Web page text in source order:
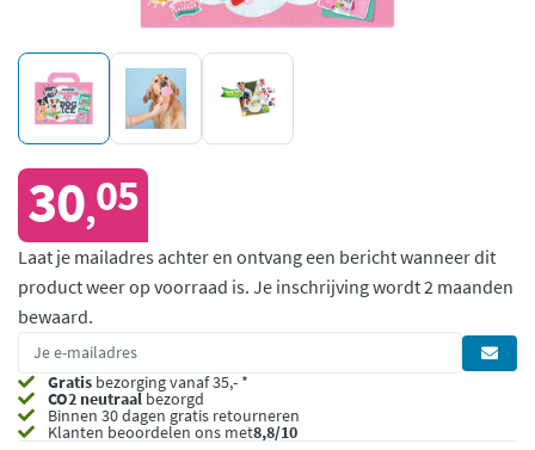
30,05
Laat je mailadres achter en ontvang een bericht wanneer dit
product weer op voorraad is. Je inschrijving wordt 2 maanden
bewaard.
Gratis bezorging vanaf 35,- *
CO2 neutraalbezorgd
Binnen 30 dagen gratis retourneren
Klanten beoordelen ons met8,8/10